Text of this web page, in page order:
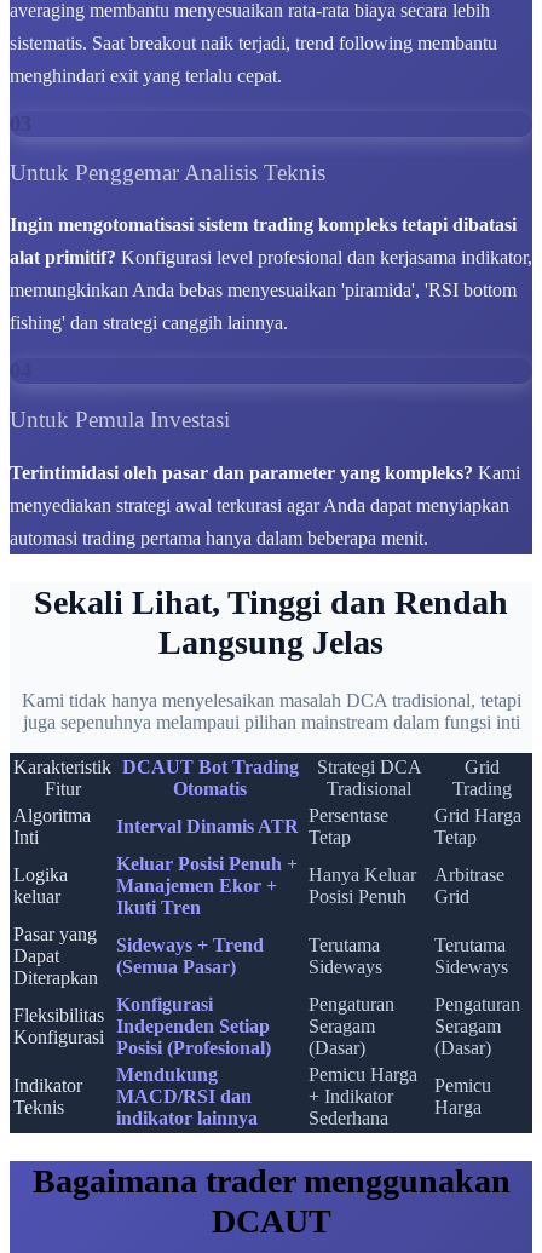
averaging membantu menyesuaikan rata-rata biaya secara lebih
sistematis. Saat breakout naik terjadi, trend following membantu
menghindari exit yang terlalu cepat.
03
Untuk Penggemar Analisis Teknis
Ingin mengotomatisasi sistem trading kompleks tetapi dibatasi
alat primitif? Konfigurasi level profesional dan kerjasama indikator,
memungkinkan Anda bebas menyesuaikan 'piramida', 'RSI bottom
fishing' dan strategi canggih lainnya.
Untuk Pemula Investasi
Terintimidasi oleh pasar dan parameter yang kompleks? Kami
menyediakan strategi awal terkurasi agar Anda dapat menyiapkan
automasi trading pertama hanya dalam beberapa menit.
Sekali Lihat, Tinggi dan Rendah
Langsung Jelas
Kami tidak hanya menyelesaikan masalah DCA tradisional, tetapi
juga sepenuhnya melampaui pilihan mainstream dalam fungsi inti
Karakteristik
Fitur
DCAUT Bot Trading
Otomatis
Strategi DCA
Tradisional
Grid
Trading
Algoritma
Inti
Interval Dinamis ATR
Persentase
Tetap
Grid Harga
Tetap
Logika
keluar
Keluar Posisi Penuh +
Manajemen Ekor +
Ikuti Tren
Hanya Keluar
Posisi Penuh
Arbitrase
Grid
Pasar yang
Dapat
Diterapkan
Sideways + Trend
(Semua Pasar)
Terutama
Sideways
Terutama
Sideways
Fleksibilitas
Konfigurasi
Konfigurasi
Independen Setiap
Posisi (Profesional)
Pengaturan
Seragam
(Dasar)
Pengaturan
Seragam
(Dasar)
Indikator
Teknis
Mendukung
MACD/RSI dan
indikator lainnya
Pemicu Harga
+ Indikator
Sederhana
Pemicu
Harga
Bagaimana trader menggunakan
DCAUT